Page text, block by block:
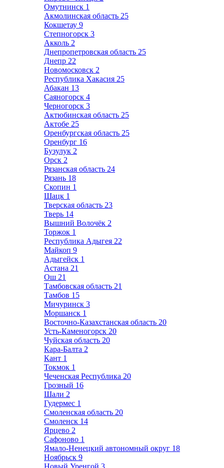
Омутнинск 1
Акмолинская область 25
Кокшетау 9
Степногорск 3
Акколь 2
Днепропетровская область 25
Днепр 22
Новомосковск 2
Республика Хакасия 25
Абакан 13
Саяногорск 4
Черногорск 3
Актюбинская область 25
Актобе 25
Оренбургская область 25
Оренбург 16
Бузулук 2
Орск 2
Рязанская область 24
Рязань 18
Скопин 1
Шацк 1
Тверская область 23
Тверь 14
Вышний Волочёк 2
Торжок 1
Республика Адыгея 22
Майкоп 9
Адыгейск 1
Астана 21
Ош 21
Тамбовская область 21
Тамбов 15
Мичуринск 3
Моршанск 1
Восточно-Казахстанская область 20
Усть-Каменогорск 20
Чуйская область 20
Кара-Балта 2
Кант 1
Токмок 1
Чеченская Республика 20
Грозный 16
Шали 2
Гудермес 1
Смоленская область 20
Смоленск 14
Ярцево 2
Сафоново 1
Ямало-Ненецкий автономный округ 18
Ноябрьск 9
Новый Уренгой 3